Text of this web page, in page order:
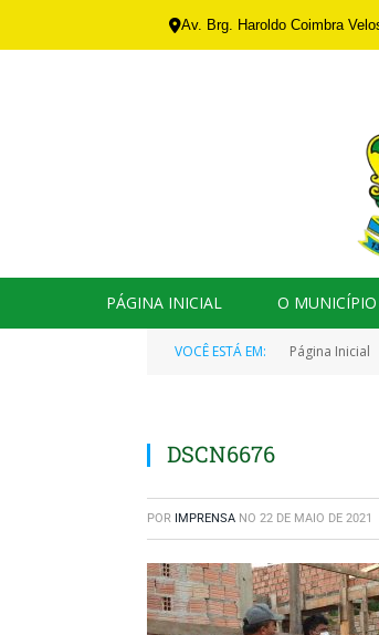
Av. Brg. Haroldo Coimbra
PÁGINA INICIAL O MUNICÍPIO
VOCÊ ESTÁ EM: Página Inicial
DSCN6676
POR IMPRENSA NO 22 DE MAIO DE 2021